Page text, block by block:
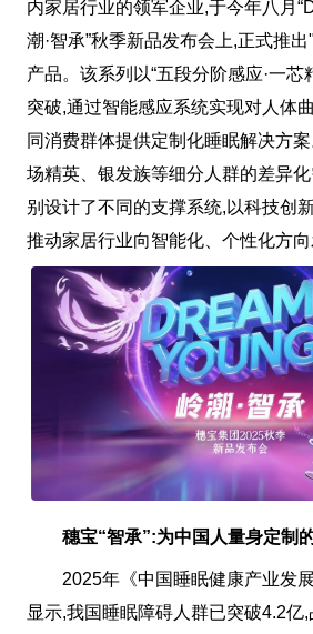
内家居行业的领军企业,于今年八月
潮·智承”秋季新品发布会上,正式推
产品。该系列以“五段分阶感应·一芯
突破,通过智能感应系统实现对人体
同消费群体提供定制化睡眠解决方
场精英、银发族等细分人群的差异
别设计了不同的支撑系统,以科技创
推动家居行业向智能化、个性化方向
穗宝“智承”:为中国人量身定制
2025年《中国睡眠健康产业发展
显示,我国睡眠障碍人群已突破4.2亿